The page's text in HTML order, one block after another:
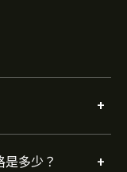
+
是多少？ +